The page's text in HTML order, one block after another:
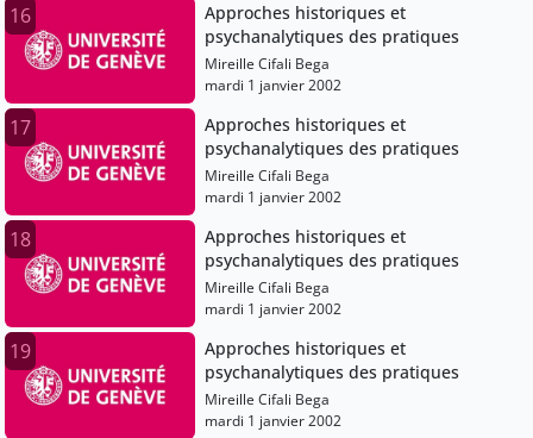
16
Approches historiques et
psychanalytiques des pratiques
Mireille Cifali Bega
mardi 1 janvier 2002
17
Approches historiques et
psychanalytiques des pratiques
Mireille Cifali Bega
mardi 1 janvier 2002
18
Approches historiques et
psychanalytiques des pratiques
Mireille Cifali Bega
mardi 1 janvier 2002
19
Approches historiques et
psychanalytiques des pratiques
Mireille Cifali Bega
mardi 1 janvier 2002